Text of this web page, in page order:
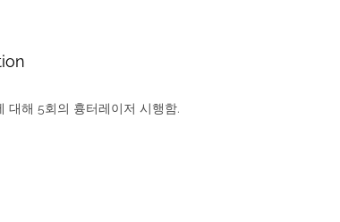
대해 5회의 흉터레이저 시행함.